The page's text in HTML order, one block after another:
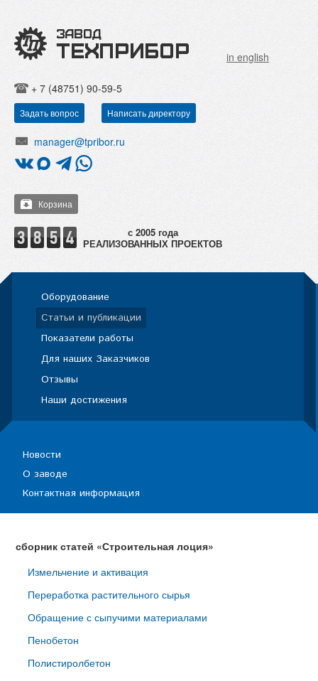
in english
+ 7 (48751) 90-59-5
Задать вопрос Написать директору
manager@tpribor.ru
Корзина
РЕАЛИЗОВАННЫХ ПРОЕКТОВ
Оборудование
Статьи и публикации
Показатели работы
Для наших Заказчиков
Отзывы
Наши достижения
Новости
О заводе
Контактная информация
сборник статей «Строительная лоция»
Измельчение и активация
Переработка растительного сырья
Обращение с сыпучими материалами
Пенобетон
Полистиролбетон